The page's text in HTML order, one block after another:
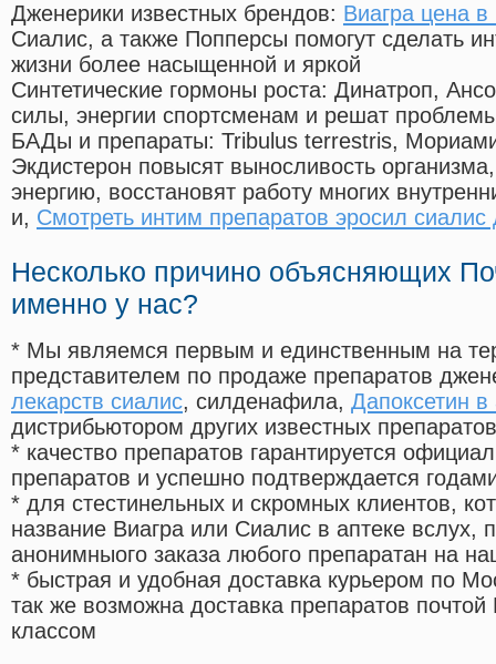
Дженерики известных брендов: Виагра цена
Сиалис, а также Попперсы помогут сделать
жизни более насыщенной и яркой
Синтетические гормоны роста: Динатроп,
силы, энергии спортсменам и решат
БАДы и препараты: Tribulus terrestris,
Экдистерон повысят выносливость
энергию, восстановят работу многих
и, Смотреть интим препаратов эросил сиалис
Несколько причино объясняющих
именно у нас?
* Мы являемся первым и единственным на
представителем по продаже препаратов
лекарств сиалис, силденафила, Дапоксетин
дистрибьютором других известных препаратов
* качество препаратов гарантируется
препаратов и успешно подтверждается
* для стестинельных и скромных клиентов,
название Виагра или Сиалис в аптеке вслух,
анонимныого заказа любого препаратан на
* быстрая и удобная доставка курьером по
так же возможна доставка препаратов
классом